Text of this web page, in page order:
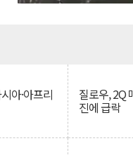
아·아프리 질로우, 2Q
진에 급락